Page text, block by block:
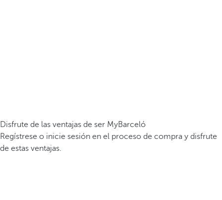
Disfrute de las ventajas de ser MyBarceló
Regístrese o inicie sesión en el proceso de compra y disfrute
de estas ventajas.